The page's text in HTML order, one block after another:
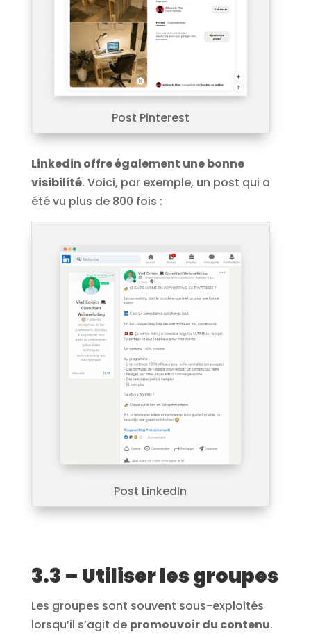
Post Pinterest
Linkedin offre également une bonne
visibilité. Voici, par exemple, un post qui a
été vu plus de 800 fois :
Post LinkedIn
3.3 – Utiliser les groupes
Les groupes sont souvent sous-exploités
lorsqu’il s’agit de promouvoir du contenu.